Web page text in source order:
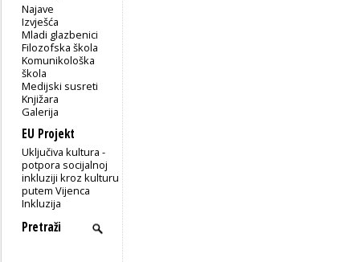
Najave
Izvješća
Mladi glazbenici
Filozofska škola
Komunikološka
škola
Medijski susreti
Knjižara
Galerija
EU Projekt
Uključiva kultura -
potpora socijalnoj
inkluziji kroz kulturu
putem Vijenca
Inkluzija